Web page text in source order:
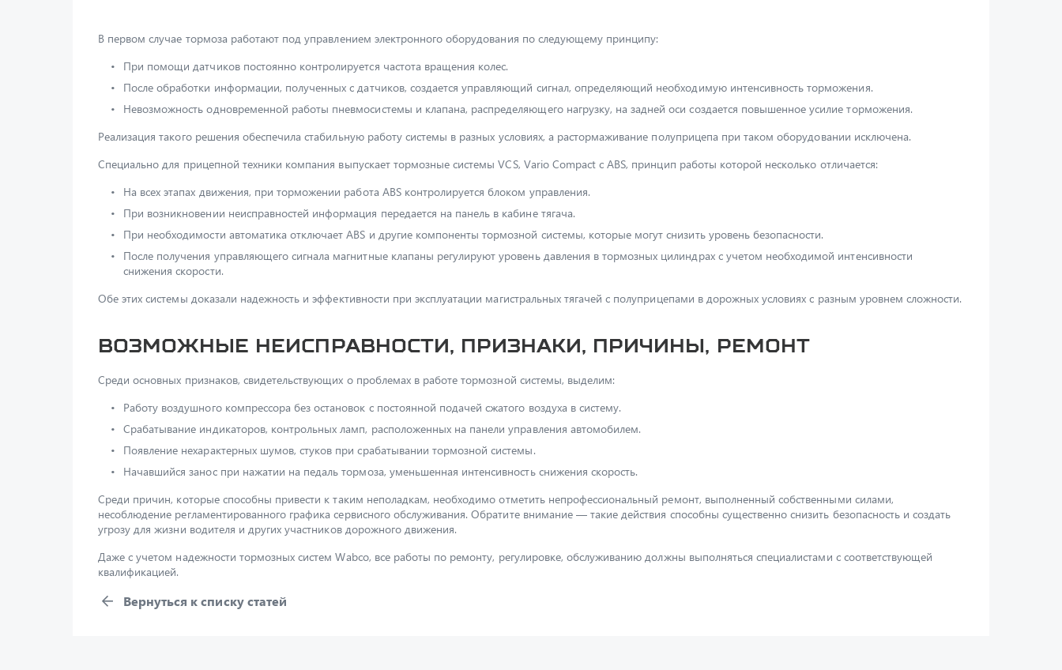
В первом случае тормоза работают под управлением электронного оборудования по следующему принципу:
При помощи датчиков постоянно контролируется частота вращения колес.
После обработки информации, полученных с датчиков, создается управляющий сигнал, определяющий необходимую интенсивность торможения.
Невозможность одновременной работы пневмосистемы и клапана, распределяющего нагрузку, на задней оси создается повышенное усилие торможения.
Реализация такого решения обеспечила стабильную работу системы в разных условиях, а растормаживание полуприцепа при таком оборудовании исключена.
Специально для прицепной техники компания выпускает тормозные системы VCS, Vario Compact с ABS, принцип работы которой несколько отличается:
На всех этапах движения, при торможении работа ABS контролируется блоком управления.
При возникновении неисправностей информация передается на панель в кабине тягача.
При необходимости автоматика отключает ABS и другие компоненты тормозной системы, которые могут снизить уровень безопасности.
После получения управляющего сигнала магнитные клапаны регулируют уровень давления в тормозных цилиндрах с учетом необходимой интенсивности
снижения скорости.
Обе этих системы доказали надежность и эффективности при эксплуатации магистральных тягачей с полуприцепами в дорожных условиях с разным уровнем сложности.
Возможные неисправности, признаки, причины, ремонт
Среди основных признаков, свидетельствующих о проблемах в работе тормозной системы, выделим:
Работу воздушного компрессора без остановок с постоянной подачей сжатого воздуха в систему.
Срабатывание индикаторов, контрольных ламп, расположенных на панели управления автомобилем.
Появление нехарактерных шумов, стуков при срабатывании тормозной системы.
Начавшийся занос при нажатии на педаль тормоза, уменьшенная интенсивность снижения скорость.
Среди причин, которые способны привести к таким неполадкам, необходимо отметить непрофессиональный ремонт, выполненный собственными силами,
несоблюдение регламентированного графика сервисного обслуживания. Обратите внимание — такие действия способны существенно снизить безопасность и создать
угрозу для жизни водителя и других участников дорожного движения.
Даже с учетом надежности тормозных систем Wabco, все работы по ремонту, регулировке, обслуживанию должны выполняться специалистами с соответствующей
квалификацией.
Вернуться к списку статей